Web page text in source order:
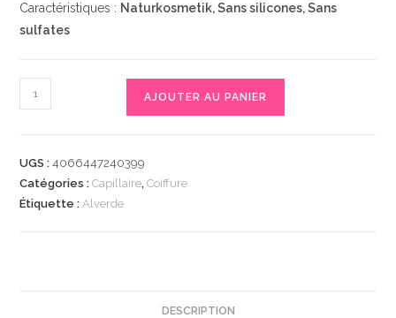
Caractéristiques : Naturkosmetik, Sans silicones, Sans
sulfates
de
violetter
AJOUTER AU PANIER
UGS :4066447240399
Catégories :Capillaire,Coiffure
Étiquette :Alverde
DESCRIPTION